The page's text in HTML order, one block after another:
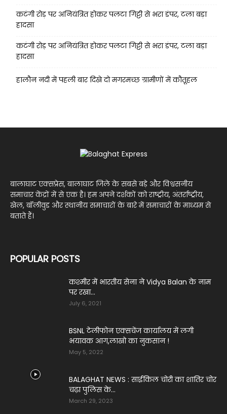
कटंगी रोड़ पर अनियंत्रित होकर पलटा गिट्टी से भरा डंपर, टला बड़ा
हादसा
कटंगी रोड़ पर अनियंत्रित होकर पलटा गिट्टी से भरा डंपर, टला बड़ा
हादसा
हालौन नदी में पहली बार दिखे दो मगरमच्छ ग्रामीणों में कौतूहल
बालाघाट एक्सप्रेस, बालाघाट जिले के सबसे बड़े और विश्वसनीय
समाचार केंद्रों में से एक है। हम अपने दर्शकों को राष्ट्रीय, अंतर्राष्ट्रीय,
खेल, बॉलीवुड और स्थानीय समाचारों के बारे में समाचारों के माध्यम से
बताते हैं।
POPULAR POSTS
कश्मीर में भारतीय सेना ने Vidya Balan के नाम
पर रखा...
July 6, 2021
BSNL टेलीफोन एक्सचेंज कार्यालय में लगी
भयावक आग,लाखो का नुकसान !
May 5, 2022
BALAGHAT NEWS : साईकिल चोरी का शातिर चोर
चढ़ा पुलिस के...
March 29, 2023